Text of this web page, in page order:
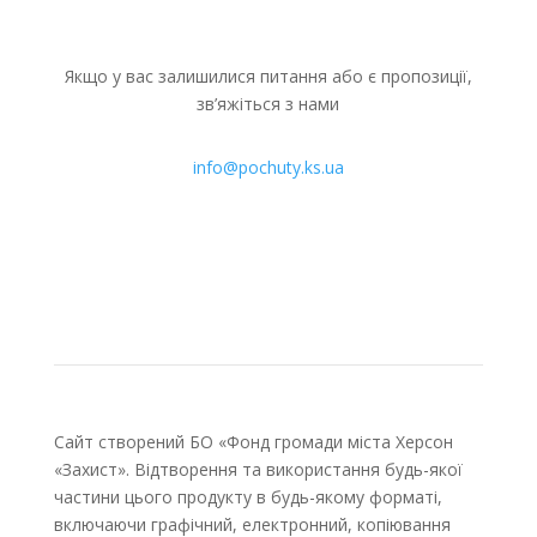
Якщо у вас залишилися питання або є пропозиції,
зв’яжіться з нами
info@pochuty.ks.ua
Сайт створений БО «Фонд громади міста Херсон
«Захист». Відтворення та використання будь-якої
частини цього продукту в будь-якому форматі,
включаючи графічний, електронний, копіювання